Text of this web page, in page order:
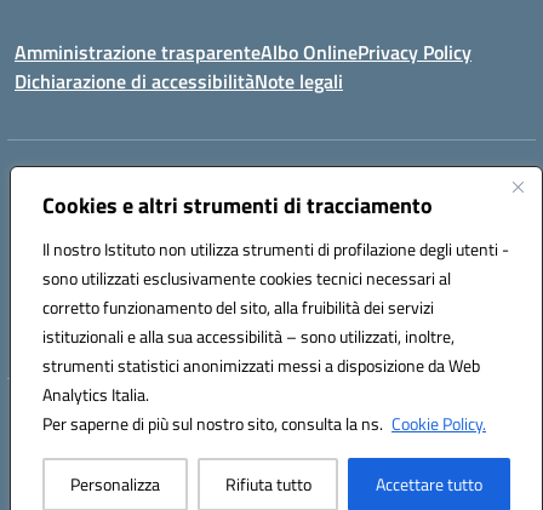
Cookies e altri strumenti di tracciamento
Il nostro Istituto non utilizza strumenti di profilazione degli utenti -
sono utilizzati esclusivamente cookies tecnici necessari al
corretto funzionamento del sito, alla fruibilità dei servizi
istituzionali e alla sua accessibilità – sono utilizzati, inoltre,
strumenti statistici anonimizzati messi a disposizione da Web
Analytics Italia.
Per saperne di più sul nostro sito, consulta la ns. Cookie Policy.
Personalizza Rifiuta tutto Accettare tutto
Amministrazione trasparenteAlbo OnlinePrivacy Policy
Dichiarazione di accessibilitàNote legali
Indirizzo:
Centralino:(+39) 0737787634 Email:mcic80700n@istruzione.it
Codice fiscale: 92010940432
Codice meccanografico:
MCIC80700N
Codice unico di fatturazione (CUF): UF5MY2
Hosting & Powered by 3D Solution S.r.l.
Concept & Design by Designers Italia